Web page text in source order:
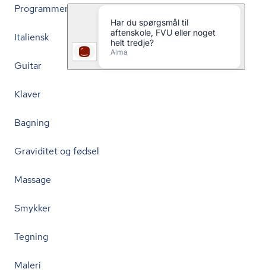
Programmering
Italiensk
Guitar
Klaver
Bagning
Graviditet og fødsel
Massage
Smykker
Tegning
Maleri